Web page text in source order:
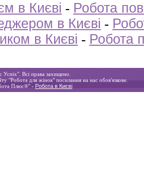
в Києві - Робота
в Києві -
в Києві - Робота
Всі права захищено.
"Робота для жінок" посилання на нас обов'язкове.
Плюс®" - Робота в Києві